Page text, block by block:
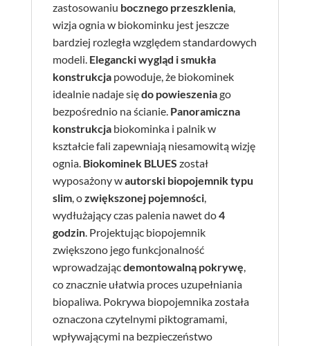
zastosowaniu bocznego przeszklenia,
wizja ognia w biokominku jest jeszcze
bardziej rozległa względem standardowych
modeli. Elegancki wygląd i smukła
konstrukcjapowoduje, że biokominek
idealnie nadaje siędo powieszeniago
bezpośrednio na ścianie. Panoramiczna
konstrukcjabiokominka i palnik w
kształcie fali zapewniają niesamowitą wizję
ognia. Biokominek BLUES został
wyposażony wautorski biopojemnik typu
slim, ozwiększonej pojemności,
wydłużający czas palenia nawet do4
godzin. Projektując biopojemnik
zwiększono jego funkcjonalność
wprowadzającdemontowalną pokrywę,
co znacznie ułatwia proces uzupełniania
biopaliwa. Pokrywa biopojemnika została
oznaczona czytelnymi piktogramami,
wpływającymi na bezpieczeństwo